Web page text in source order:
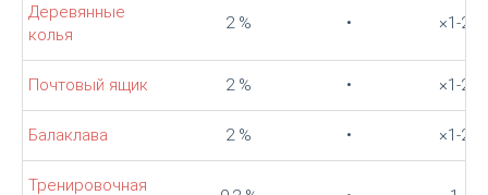
Деревянные
колья
2 % • ×1-2
Почтовый ящик 2 % • ×1-2
Балаклава 2 % • ×1-2
Тренировочная